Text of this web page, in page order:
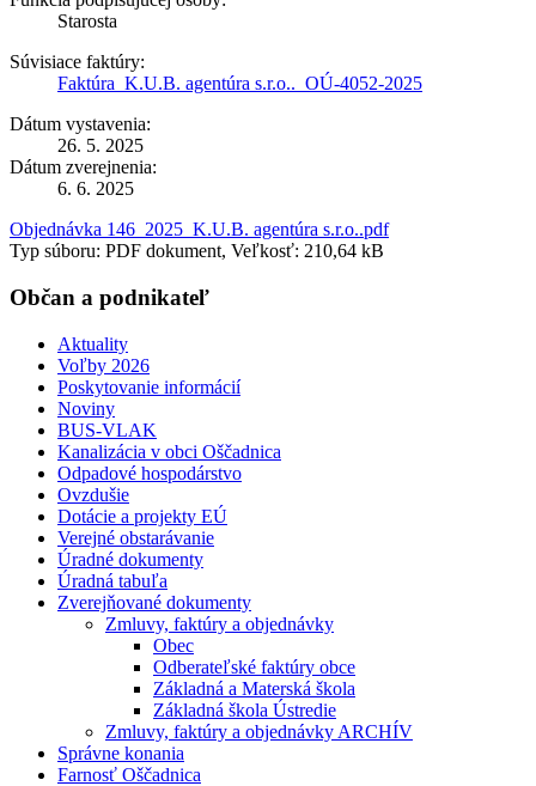
Starosta
Súvisiace faktúry:
Faktúra_K.U.B. agentúra s.r.o.._OÚ-4052-2025
Dátum vystavenia:
26. 5. 2025
Dátum zverejnenia:
6. 6. 2025
Objednávka 146_2025_K.U.B. agentúra s.r.o..pdf
Typ súboru: PDF dokument, Veľkosť: 210,64 kB
Občan a podnikateľ
Aktuality
Voľby 2026
Poskytovanie informácií
Noviny
BUS-VLAK
Kanalizácia v obci Oščadnica
Odpadové hospodárstvo
Ovzdušie
Dotácie a projekty EÚ
Verejné obstarávanie
Úradné dokumenty
Úradná tabuľa
Zverejňované dokumenty
Zmluvy, faktúry a objednávky
Obec
Odberateľské faktúry obce
Základná a Materská škola
Základná škola Ústredie
Zmluvy, faktúry a objednávky ARCHÍV
Správne konania
Farnosť Oščadnica